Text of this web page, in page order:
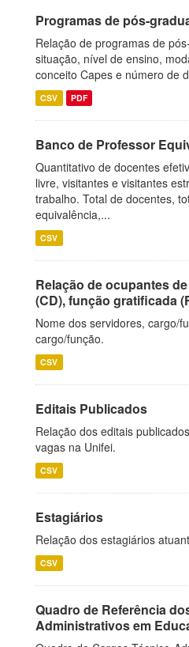
Programas de pós-
Relação de programas de
situação, nível de ensino,
conceito Capes e número de
CSV PDF
Banco de Professor
Quantitativo de docentes
livre, visitantes e visitantes
trabalho. Total de docentes,
equivalência,...
CSV
Relação de ocupantes
(CD), função gratificada
Nome dos servidores, cargo/
cargo/função.
CSV
Editais Publicados
Relação dos editais
vagas na Unifei.
CSV
Estagiários
Relação dos estagiários
CSV
Quadro de Referência
Administrativos em